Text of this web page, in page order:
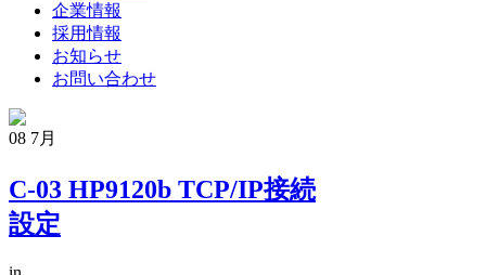
企業情報
採用情報
お知らせ
お問い合わせ
08 7月
C-03 HP9120b TCP/IP接続
設定